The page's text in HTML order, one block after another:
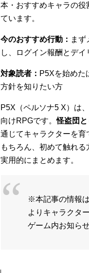
本・おすすめキャラの
ています。
今のおすすめ行動： まず
し、ログイン報酬とデ
対象読者： P5Xを始めた
方針を知りたい方
P5X（ペルソナ5 X）は
向けRPGです。怪盗団
通じてキャラクターを
もちろん、初めて触れ
実用的にまとめます。
※本記事の情報
よりキャラクタ
ゲーム内お知ら